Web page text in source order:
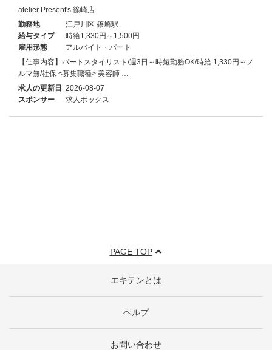
atelier Present's 篠崎店
勤務地
江戸川区 篠崎駅
給与タイプ
時給1,330円～1,500円
雇用形態
アルバイト・パート
【仕事内容】パートスタイリスト/週3日～時短勤務OK/時給 1,330円～ノ
ルマ無/社保 <募集職種> 美容師 …
求人の更新日 2026-08-07
スポンサー
求人ボックス
PAGE TOP
エキテンとは
ヘルプ
お問い合わせ